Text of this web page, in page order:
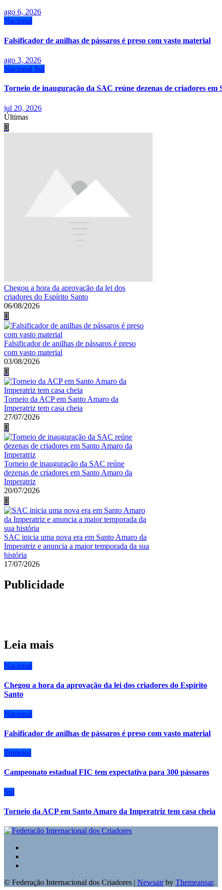
ago 6, 2026
Nacional
Falsificador de anilhas de pássaros é preso com vasto material
ago 3, 2026
Nacional Sul
Torneio de inauguração da SAC reúne dezenas de criadores
jul 20, 2026
Últimas
Chegou a hora da aprovação da lei dos
criadores do Espírito Santo
06/08/2026
Falsificador de anilhas de pássaros é preso
com vasto material
03/08/2026
Torneio da ACP em Santo Amaro da
Imperatriz tem casa cheia
27/07/2026
Torneio de inauguração da SAC reúne
dezenas de criadores em Santo Amaro da
Imperatriz
20/07/2026
SAC inicia uma nova era em Santo Amaro da
Imperatriz e anuncia a maior temporada da sua
história
17/07/2026
Publicidade
Leia mais
Nacional
Chegou a hora da aprovação da lei dos criadores do Espírito
Santo
Nacional
Falsificador de anilhas de pássaros é preso com vasto material
Torneios
Campeonato estadual FIC tem expectativa para 300 pássaros
Sul
Torneio da ACP em Santo Amaro da Imperatriz tem casa cheia
© Federação Internacional dos Criadores | Newsairby Themeansar.